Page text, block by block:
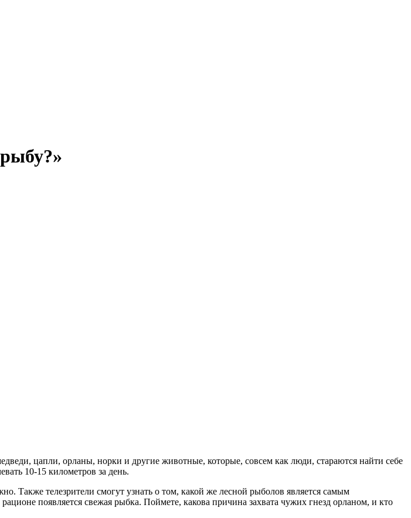
цапли, орланы, норки и другие животные, которые, совсем как люди, стараются найти себе
10-15 километров за день.
Также телезрители смогут узнать о том, какой же лесной рыболов является самым
появляется свежая рыбка. Поймете, какова причина захвата чужих гнезд орланом, и кто